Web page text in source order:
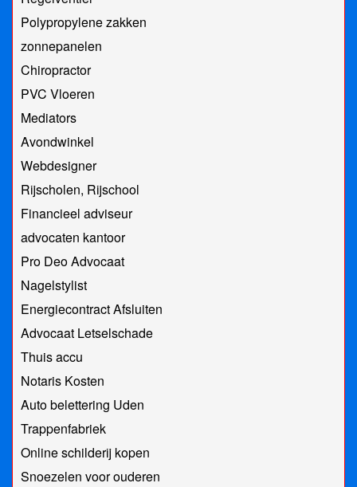
Polypropylene zakken
zonnepanelen
Chiropractor
PVC Vloeren
Mediators
Avondwinkel
Webdesigner
Rijscholen, Rijschool
Financieel adviseur
advocaten kantoor
Pro Deo Advocaat
Nagelstylist
Energiecontract Afsluiten
Advocaat Letselschade
Thuis accu
Notaris Kosten
Auto belettering Uden
Trappenfabriek
Online schilderij kopen
Snoezelen voor ouderen